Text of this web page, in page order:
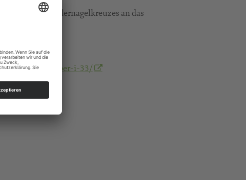
des Wandernagelkreuzes an das
christvesper-i-33/